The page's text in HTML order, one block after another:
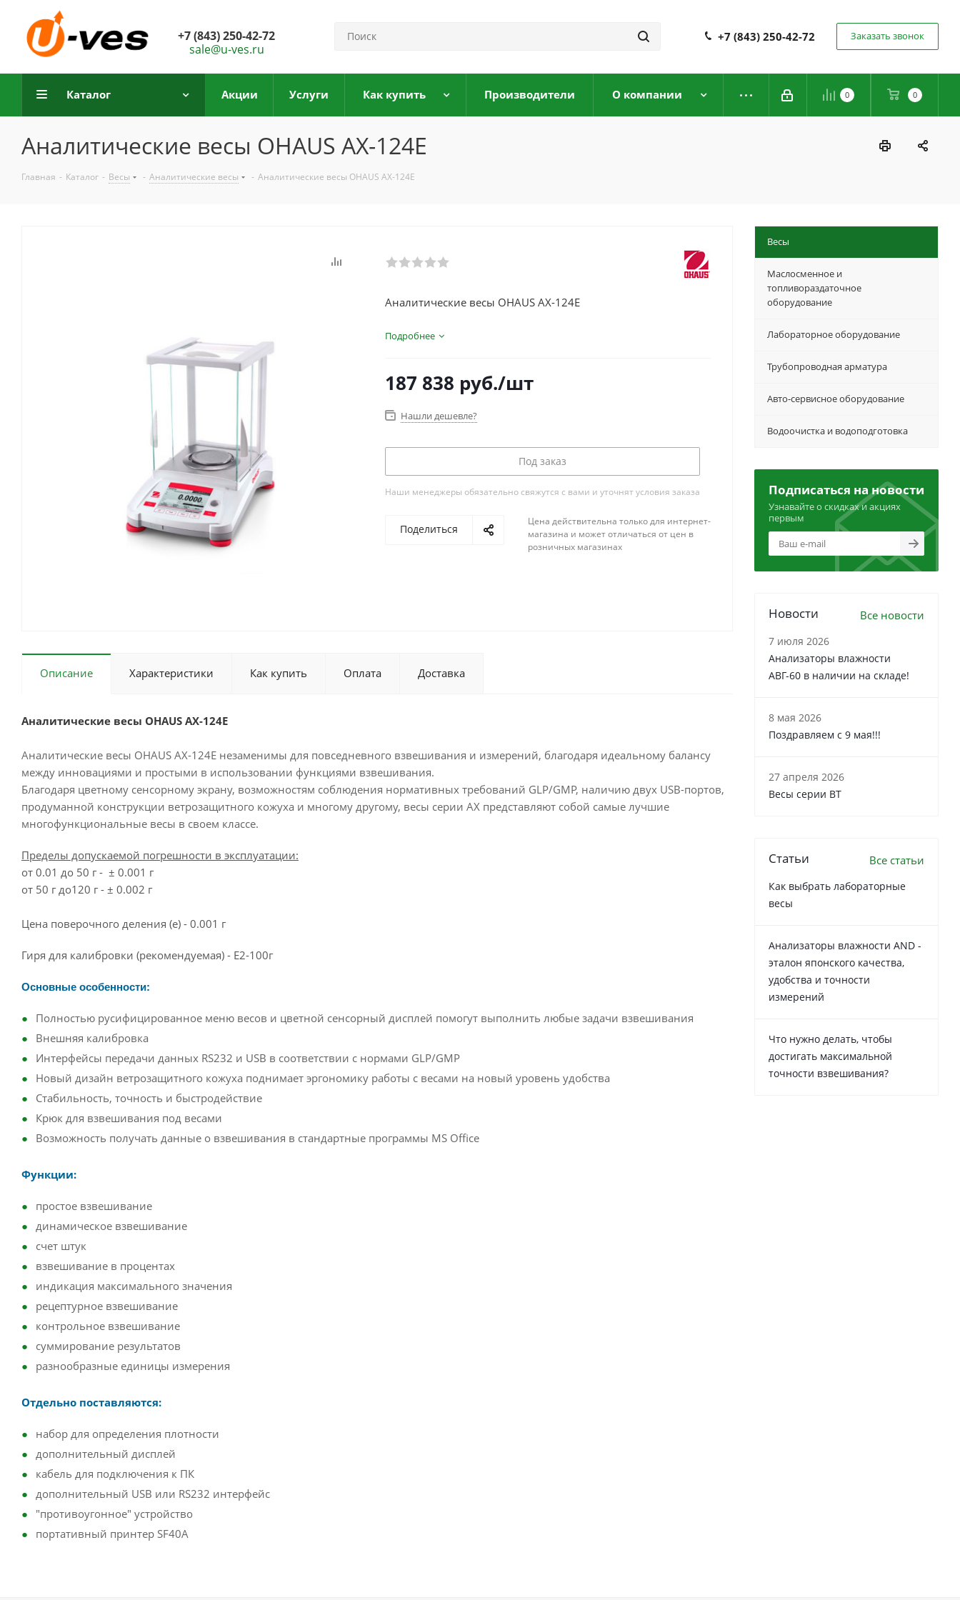
+7 (843) 250-42-72
sale@u-ves.ru
+7 (843) 250-42-72 Заказать звонок
0 0
Каталог Акции Услуги Как купить Производители О компании
Аналитические весы OHAUS AX-124E
Главная - Каталог - Весы - Аналитические весы - Аналитические весы OHAUS AX-124E
Аналитические весы OHAUS AX-124E
Подробнее
187 838 руб./шт
Нашли дешевле?
Под заказ
Наши менеджеры обязательно свяжутся с вами и уточнят условия заказа
Поделиться
Цена действительна только для интернет-
магазина и может отличаться от цен в
розничных магазинах
Описание Характеристики Как купить Оплата Доставка
Аналитические весы OHAUS AX-124E
Аналитические весы OHAUS AX-124E незаменимы для повседневного взвешивания и измерений, благодаря идеальному балансу
между инновациями и простыми в использовании функциями взвешивания.
Благодаря цветному сенсорному экрану, возможностям соблюдения нормативных требований GLP/GMP, наличию двух USB-портов,
продуманной конструкции ветрозащитного кожуха и многому другому, весы серии АХ представляют собой самые лучшие
многофункциональные весы в своем классе.
Пределы допускаемой погрешности в эксплуатации:
от 0.01 до 50 г - ± 0.001 г
от 50 г до120 г - ± 0.002 г
Цена поверочного деления (e) - 0.001 г
Гиря для калибровки (рекомендуемая) - E2-100г
Основные особенности:
Полностью русифицированное меню весов и цветной сенсорный дисплей помогут выполнить любые задачи взвешивания
Внешняя калибровка
Интерфейсы передачи данных RS232 и USB в соответствии с нормами GLP/GMP
Новый дизайн ветрозащитного кожуха поднимает эргономику работы с весами на новый уровень удобства
Стабильность, точность и быстродействие
Крюк для взвешивания под весами
Возможность получать данные о взвешивания в стандартные программы MS Office
Функции:
простое взвешивание
динамическое взвешивание
счет штук
взвешивание в процентах
индикация максимального значения
рецептурное взвешивание
контрольное взвешивание
суммирование результатов
разнообразные единицы измерения
Отдельно поставляются:
набор для определения плотности
дополнительный дисплей
кабель для подключения к ПК
дополнительный USB или RS232 интерфейс
"противоугонное" устройство
портативный принтер SF40A
Весы
Маслосменное и
топливораздаточное
оборудование
Лабораторное оборудование
Трубопроводная арматура
Авто-сервисное оборудование
Водоочистка и водоподготовка
Подписаться на новости
Узнавайте о скидках и акциях
первым
Новости Все новости
7 июля 2026
Анализаторы влажности
АВГ-60 в наличии на складе!
8 мая 2026
Поздравляем с 9 мая!!!
27 апреля 2026
Весы серии ВТ
Статьи Все статьи
Как выбрать лабораторные
весы
Анализаторы влажности AND -
эталон японского качества,
удобства и точности
измерений
Что нужно делать, чтобы
достигать максимальной
точности взвешивания?